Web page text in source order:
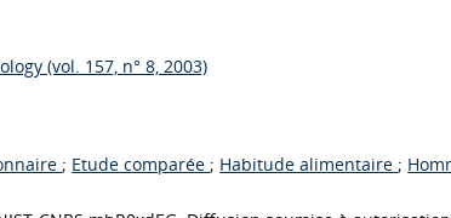
(vol. 157, n° 8, 2003)
; Etude comparée ; Habitude alimentaire ;